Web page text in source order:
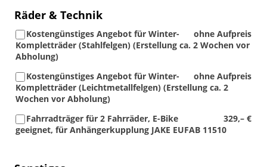
Räder & Technik
ohne Aufpreis
Kostengünstiges Angebot für Winter-
Kompletträder (Stahlfelgen) (Erstellung ca. 2 Wochen vor
Abholung)
ohne Aufpreis
Kostengünstiges Angebot für Winter-
Kompletträder (Leichtmetallfelgen) (Erstellung ca. 2
Wochen vor Abholung)
329,– €
Fahrradträger für 2 Fahrräder, E-Bike
geeignet, für Anhängerkupplung JAKE EUFAB 11510